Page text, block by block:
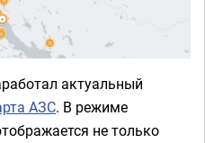
актуальный
АЗС. В режиме
не только